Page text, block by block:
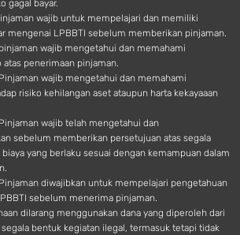
gagal bayar.
wajib untuk mempelajari dan memiliki
mengenai LPBBTI sebelum memberikan pinjaman.
wajib mengetahui dan memahami
penerimaan pinjaman.
wajib mengetahui dan memahami
risiko kehilangan aset ataupun harta kekayaaan
wajib telah mengetahui dan
sebelum memberikan persetujuan atas segala
yang berlaku sesuai dengan kemampuan dalam
diwajibkan untuk mempelajari pengetahuan
sebelum menerima pinjaman.
dilarang menggunakan dana yang diperoleh dari
bentuk kegiatan ilegal, termasuk tetapi tidak